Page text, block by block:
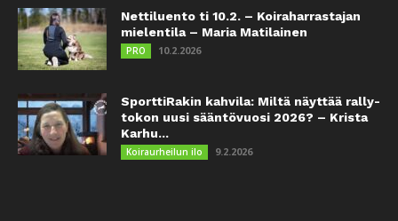
Nettiluento ti 10.2. – Koiraharrastajan
mielentila – Maria Matilainen
PRO 10.2.2026
SporttiRakin kahvila: Miltä näyttää rally-
tokon uusi sääntövuosi 2026? – Krista
Karhu...
Koiraurheilun ilo 9.2.2026